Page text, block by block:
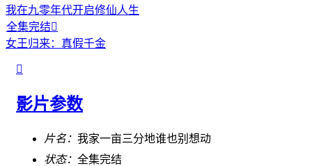
我在九零年代开启修仙人生
全集完结
女王归来：真假千金

影片参数
片名： 我家一亩三分地谁也别想动
状态： 全集完结